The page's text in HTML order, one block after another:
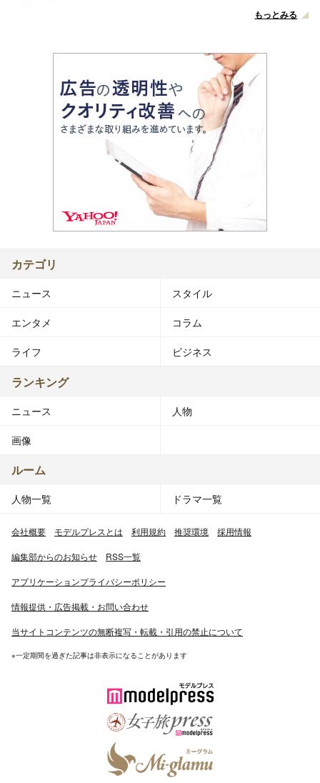
もっとみる
カテゴリ
ニュース スタイル
エンタメ コラム
ライフ ビジネス
ランキング
ニュース 人物
画像
ルーム
人物一覧 ドラマ一覧
会社概要 モデルプレスとは 利用規約 推奨環境 採用情報
編集部からのお知らせ RSS一覧
アプリケーションプライバシーポリシー
情報提供・広告掲載・お問い合わせ
当サイトコンテンツの無断複写・転載・引用の禁止について
※一定期間を過ぎた記事は非表示になることがあります